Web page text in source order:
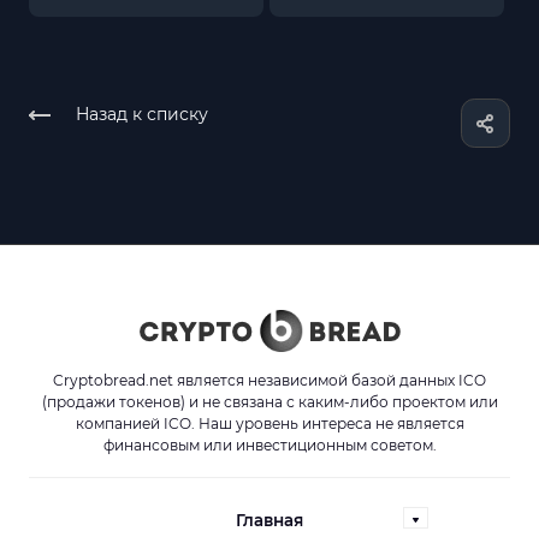
Назад к списку
Cryptobread.net является независимой базой данных ICO
(продажи токенов) и не связана с каким-либо проектом или
компанией ICO. Наш уровень интереса не является
финансовым или инвестиционным советом.
Главная